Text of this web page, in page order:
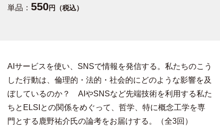
単品： 550円（税込）
AIサービスを使い、SNSで情報を発信する。私たちのこう
した行動は、倫理的・法的・社会的にどのような影響を及
ぼしているのか？ AIやSNSなど先端技術を利用する私た
ちとELSIとの関係をめぐって、哲学、特に概念工学を専
門とする鹿野祐介氏の論考をお届けする。（全3回）